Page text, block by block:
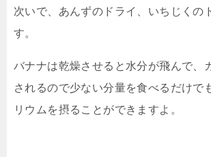
次いで、あんずのドライ、いちじくの
す。
バナナは乾燥させると水分が飛んで、
されるので少ない分量を食べるだけで
リウムを摂ることができますよ。